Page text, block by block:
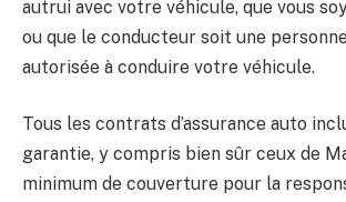
autrui avec votre véhicule, que vous
ou que le conducteur soit une
autorisée à conduire votre véhicule.
Tous les contrats d’assurance auto
garantie, y compris bien sûr ceux de
minimum de couverture pour la